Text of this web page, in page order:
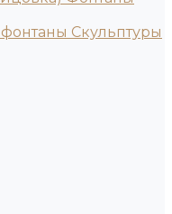
Скульптуры